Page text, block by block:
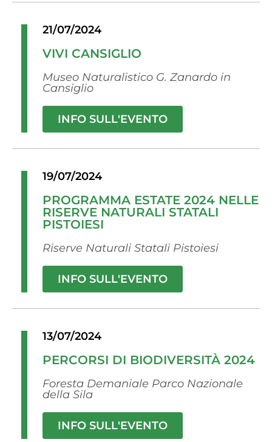
21/07/2024
VIVI CANSIGLIO
Museo Naturalistico G. Zanardo in
Cansiglio
INFO SULL'EVENTO
19/07/2024
PROGRAMMA ESTATE 2024 NELLE
RISERVE NATURALI STATALI
PISTOIESI
Riserve Naturali Statali Pistoiesi
INFO SULL'EVENTO
13/07/2024
PERCORSI DI BIODIVERSITÀ 2024
Foresta Demaniale Parco Nazionale
della Sila
INFO SULL'EVENTO